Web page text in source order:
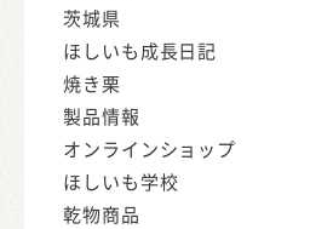
茨城県
ほしいも成長日記
焼き栗
製品情報
オンラインショップ
ほしいも学校
乾物商品